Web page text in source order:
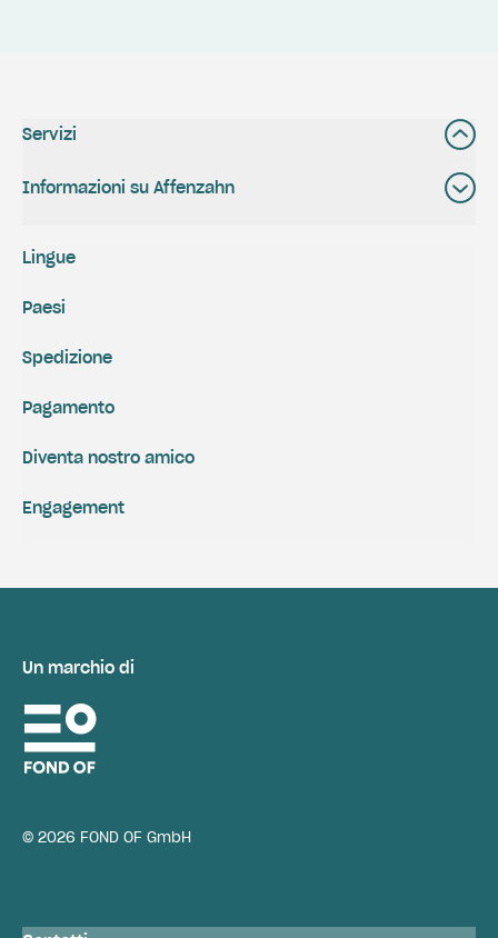
Servizi
Informazioni su Affenzahn
Spedizione
Pagamento
Engagement
Diventa nostro amico
Lingue
Paesi
Un marchio di
© 2026 FOND OF GmbH